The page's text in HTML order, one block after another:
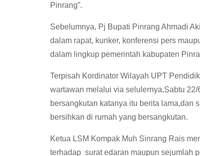
Pinrang”.
Sebelumnya, Pj Bupati Pinrang Ahmadi
dalam rapat, kunker, konferensi pers
dalam lingkup pemerintah kabupaten
Terpisah Kordinator Wilayah UPT
wartawan melalui via selulernya,Sabtu
bersangkutan katanya itu berita lama,dan
bersihkan di rumah yang bersangkutan.
Ketua LSM Kompak Muh Sinrang Rais
terhadap surat edaran maupun sejumlah